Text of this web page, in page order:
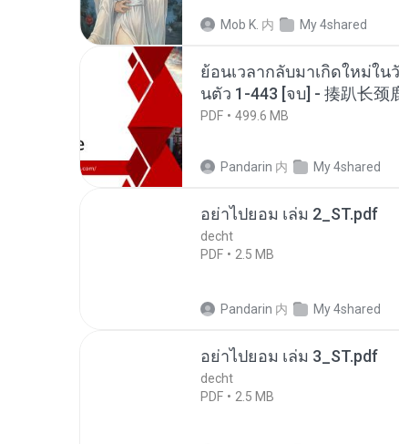
Mob K. 内 My 4shared
ย้อนเวลากลับมาเกิดใหม่ใ
นตัว 1-443 [จบ] - 揍趴长颈
PDF 499.6 MB
Pandarin 内 My 4shared
อย่าไปยอม เล่ม 2_ST.pdf
decht
PDF
2.5 MB
Pandarin 内 My 4shared
อย่าไปยอม เล่ม 3_ST.pdf
decht
PDF
2.5 MB